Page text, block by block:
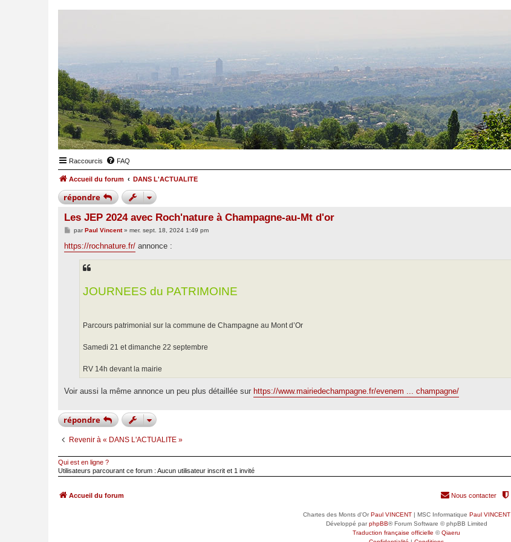
Raccourcis FAQ
Accueil du forum DANS L'ACTUALITE
répondre
Les JEP 2024 avec Roch'nature à Champagne-au-Mt d'or
M
s
s
parPaul Vincent» mer. sept. 18, 2024 1:49 pm
https://rochnature.fr/ annonce :
JOURNEES du PATRIMOINE
Parcours patrimonial sur la commune de Champagne au Mont d’Or
Samedi 21 et dimanche 22 septembre
RV 14h devant la mairie
Voir aussi la même annonce un peu plus détaillée sur https://www.mairiedechampagne.fr/evenem ... champagne/
répondre
Revenir à « DANS L'ACTUALITE »
Qui est en ligne ?
Utilisateurs parcourant ce forum : Aucun utilisateur inscrit et 1 invité
Accueil du forum Nous contacter
Chartes des Monts d'OrPaul VINCENT| MSC Informatique Paul VINCENT
Développé parphpBB® Forum Software © phpBB Limited
Traduction française officielle ©Qiaeru